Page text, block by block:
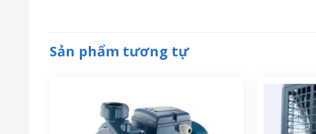
Sản phẩm tương tự